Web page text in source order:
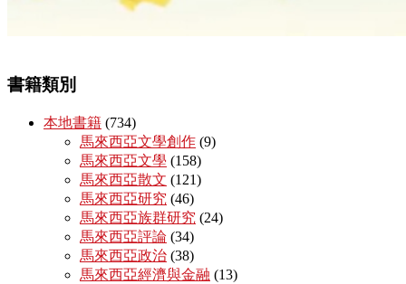
書籍類別
本地書籍 (734)
馬來西亞文學創作 (9)
馬來西亞文學 (158)
馬來西亞散文 (121)
馬來西亞研究 (46)
馬來西亞族群研究 (24)
馬來西亞評論 (34)
馬來西亞政治 (38)
馬來西亞經濟與金融 (13)